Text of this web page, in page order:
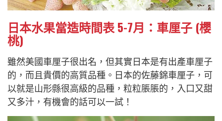
日本水果當造時間表 5-7月：車厘子 (櫻
桃)
雖然美國車厘子很出名，但其實日本是有出產車厘子
的，而且貴價的高質品種。日本的佐藤錦車厘子，可
以就是山形縣很高級的品種，粒粒脹脹的，入口又甜
又多汁，有機會的話可以一試！